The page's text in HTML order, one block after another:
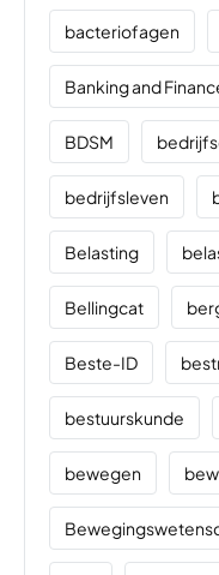
bacteriofagen
Banking and
BDSM
bedrijfsleven
Belasting
Bellingcat
Beste-ID
bestuurskunde
bewegen